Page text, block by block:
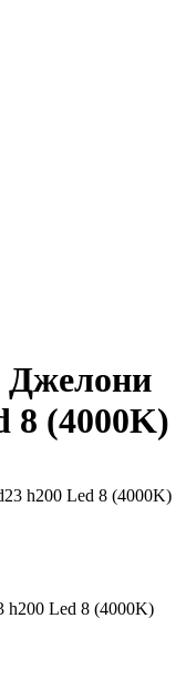
Джелони
8 (4000K)
h200 Led 8 (4000K)